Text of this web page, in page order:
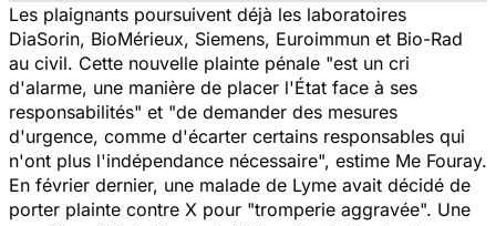
Les plaignants poursuivent déjà les laboratoires
DiaSorin, BioMérieux, Siemens, Euroimmun et Bio-Rad
au civil. Cette nouvelle plainte pénale "est un cri
d'alarme, une manière de placer l'État face à ses
responsabilités" et "de demander des mesures
d'urgence, comme d'écarter certains responsables qui
n'ont plus l'indépendance nécessaire", estime Me Fouray.
En février dernier, une malade de Lyme avait décidé de
porter plainte contre X pour "tromperie aggravée". Une